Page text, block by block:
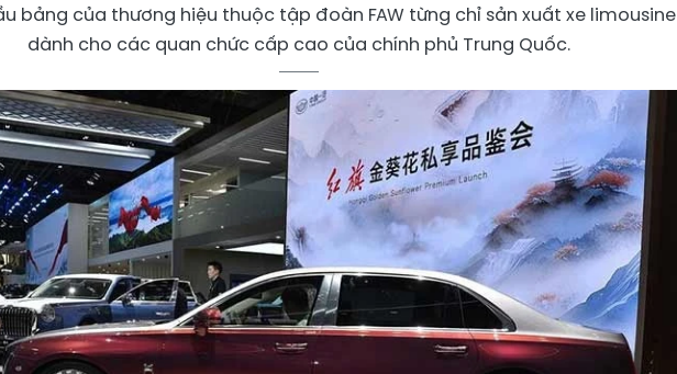
bảng của thương hiệu thuộc tập đoàn FAW từng chỉ sản xuất xe limousine
dành cho các quan chức cấp cao của chính phủ Trung Quốc.